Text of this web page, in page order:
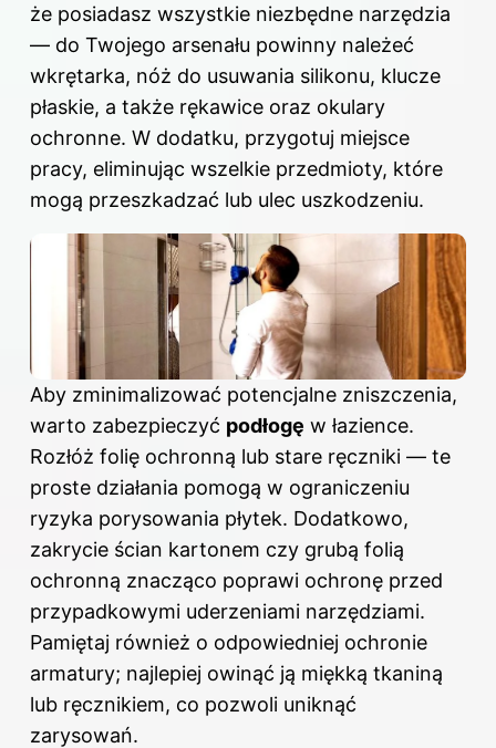
że posiadasz wszystkie niezbędne narzędzia
— do Twojego arsenału powinny należeć
wkrętarka, nóż do usuwania silikonu, klucze
płaskie, a także rękawice oraz okulary
ochronne. W dodatku, przygotuj miejsce
pracy, eliminując wszelkie przedmioty, które
mogą przeszkadzać lub ulec uszkodzeniu.
Aby zminimalizować potencjalne zniszczenia,
warto zabezpieczyć podłogę w łazience.
Rozłóż folię ochronną lub stare ręczniki — te
proste działania pomogą w ograniczeniu
ryzyka porysowania płytek. Dodatkowo,
zakrycie ścian kartonem czy grubą folią
ochronną znacząco poprawi ochronę przed
przypadkowymi uderzeniami narzędziami.
Pamiętaj również o odpowiedniej ochronie
armatury; najlepiej owinąć ją miękką tkaniną
lub ręcznikiem, co pozwoli uniknąć
zarysowań.